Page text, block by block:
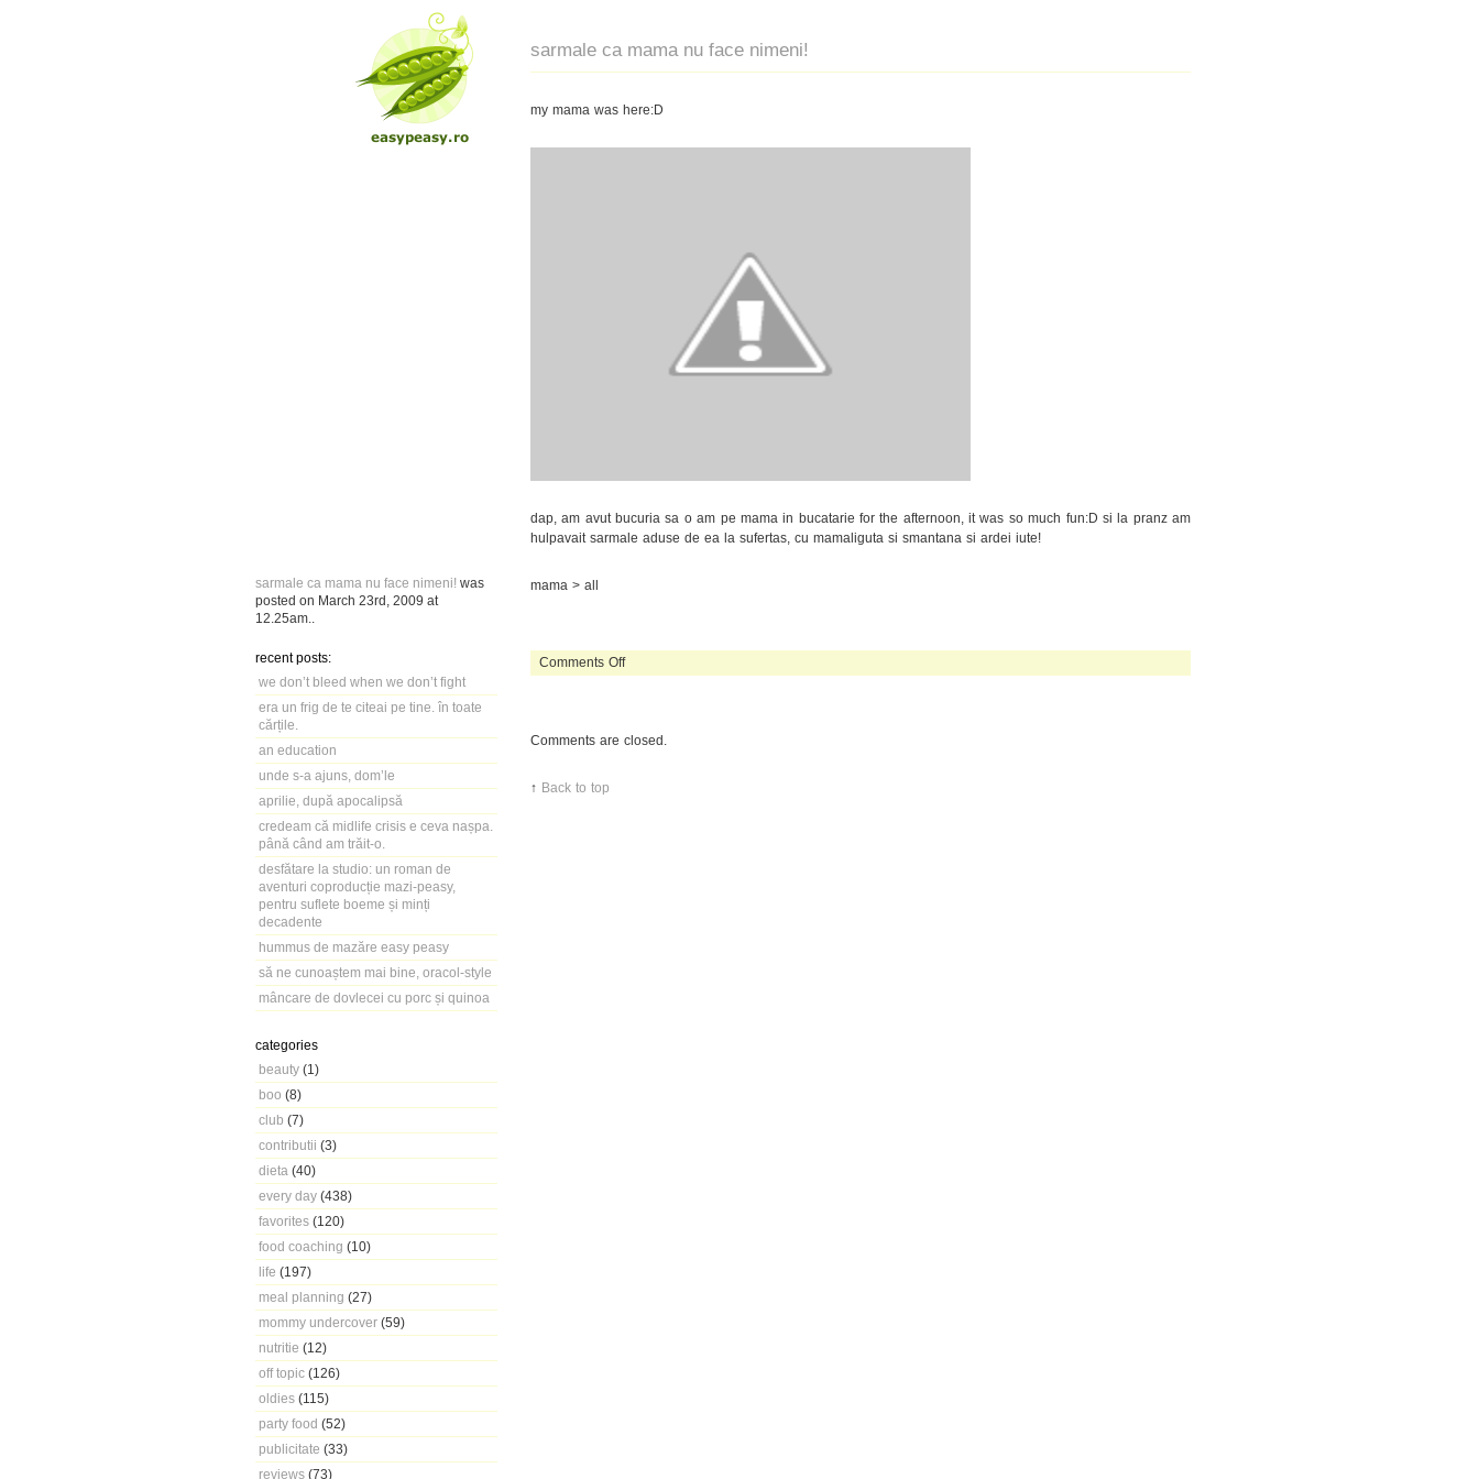
sarmale ca mama nu face nimeni! was
posted on March 23rd, 2009 at
12.25am
recent posts:
we don’t bleed when we don’t fight
era un frig de te citeai pe tine. în toate
cărțile.
an education
unde s-a ajuns, dom’le
aprilie, după apocalipsă
credeam că midlife crisis e ceva nașpa.
până când am trăit-o.
desfătare la studio: un roman de
aventuri coproducție mazi-peasy,
pentru suflete boeme și minți
decadente
hummus de mazăre easy peasy
să ne cunoaștem mai bine, oracol-style
mâncare de dovlecei cu porc și quinoa
categories
beauty (1)
boo (8)
club (7)
contributii (3)
dieta (40)
every day (438)
favorites (120)
food coaching (10)
life (197)
meal planning (27)
mommy undercover (59)
nutritie (12)
off topic (126)
oldies (115)
party food (52)
publicitate (33)
reviews (73)
sarmale ca mama nu face nimeni!
my mama was here:D
dap, am avut bucuria sa o am pe mama in bucatarie for the afternoon, it was so much fun:D si la pranz am
hulpavait sarmale aduse de ea la sufertas, cu mamaliguta si smantana si ardei iute!
mama > all
Comments Offon
sarmale
nu
Comments are closed.
↑ Back to top